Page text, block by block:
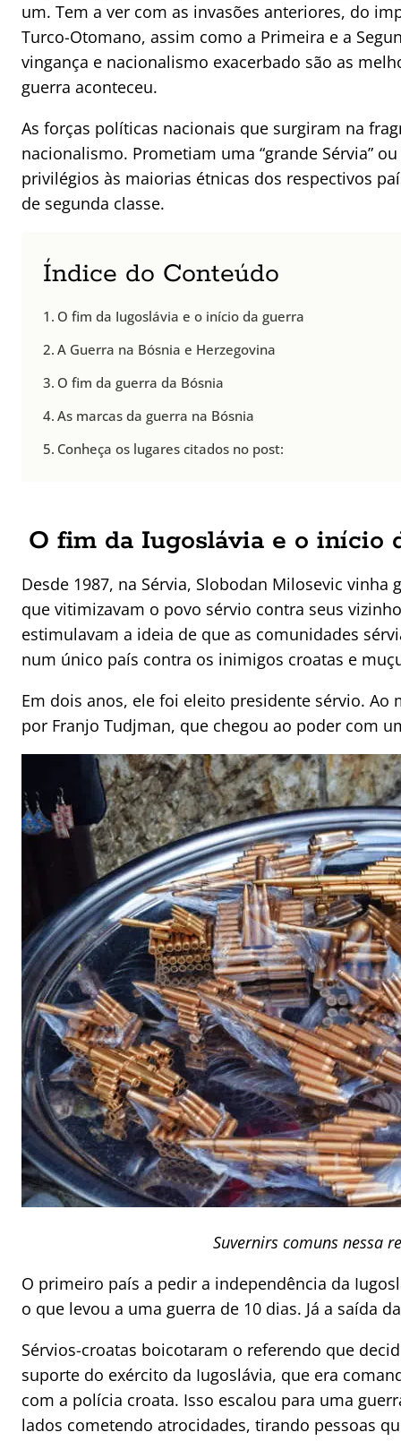
um. Tem a ver com as invasões anteriores, do
Turco-Otomano, assim como a Primeira e a
vingança e nacionalismo exacerbado são as
guerra aconteceu.
As forças políticas nacionais que surgiram na
nacionalismo. Prometiam uma “grande Sérvia”
privilégios às maiorias étnicas dos respectivos
de segunda classe.
Índice do Conteúdo
O fim da Iugoslávia e o início da guerra
A Guerra na Bósnia e Herzegovina
O fim da guerra da Bósnia
As marcas da guerra na Bósnia
Conheça os lugares citados no post:
O fim da Iugoslávia e o início
Desde 1987, na Sérvia, Slobodan Milosevic
que vitimizavam o povo sérvio contra seus
estimulavam a ideia de que as comunidades
num único país contra os inimigos croatas e
Em dois anos, ele foi eleito presidente sérvio. Ao
por Franjo Tudjman, que chegou ao poder com
Suvernirs comuns nessa
O primeiro país a pedir a independência da
o que levou a uma guerra de 10 dias. Já a saída
Sérvios-croatas boicotaram o referendo que
suporte do exército da Iugoslávia, que era
com a polícia croata. Isso escalou para uma
lados cometendo atrocidades, tirando pessoas